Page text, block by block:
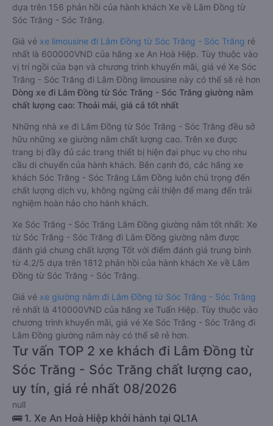
dựa trên 156 phản hồi của hành khách Xe về Lâm Đồng từ
Sóc Trăng - Sóc Trăng.
Giá vé xe limousine đi Lâm Đồng từ Sóc Trăng - Sóc Trăng rẻ
nhất là 600000VND của hãng xe An Hoà Hiệp. Tùy thuộc vào
vị trí ngồi của bạn và chương trình khuyến mãi, giá vé Xe Sóc
Trăng - Sóc Trăng đi Lâm Đồng limousine này có thể sẽ rẻ hơn
Dòng xe đi Lâm Đồng từ Sóc Trăng - Sóc Trăng giường nằm
chất lượng cao: Thoải mái, giá cả tốt nhất
Những nhà xe đi Lâm Đồng từ Sóc Trăng - Sóc Trăng đều sở
hữu những xe giường nằm chất lượng cao. Trên xe được
trang bị đầy đủ các trang thiết bị hiện đại phục vụ cho nhu
cầu di chuyển của hành khách. Bên cạnh đó, các hãng xe
khách Sóc Trăng - Sóc Trăng Lâm Đồng luôn chú trọng đến
chất lượng dịch vụ, không ngừng cải thiện để mang đến trải
nghiệm hoàn hảo cho hành khách.
Xe Sóc Trăng - Sóc Trăng Lâm Đồng giường nằm tốt nhất: Xe
từ Sóc Trăng - Sóc Trăng đi Lâm Đồng giường nằm được
đánh giá chung chất lượng Tốt với điểm đánh giá trung bình
từ 4.2/5 dựa trên 1812 phản hồi của hành khách Xe về Lâm
Đồng từ Sóc Trăng - Sóc Trăng.
Giá vé xe giường nằm đi Lâm Đồng từ Sóc Trăng - Sóc Trăng
rẻ nhất là 410000VND của hãng xe Tuấn Hiệp. Tùy thuộc vào
chương trình khuyến mãi, giá vé Xe Sóc Trăng - Sóc Trăng đi
Lâm Đồng giường nằm này có thể sẽ rẻ hơn.
Tư vấn TOP 2 xe khách đi Lâm Đồng từ
Sóc Trăng - Sóc Trăng chất lượng cao,
uy tín, giá rẻ nhất 08/2026
null
🚌 1. Xe An Hoà Hiệp khởi hành tại QL1A